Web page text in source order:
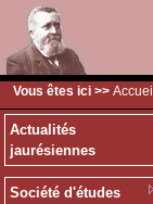
Vous êtes ici >> Accueil
Actualités
jaurésiennes
Société d'études